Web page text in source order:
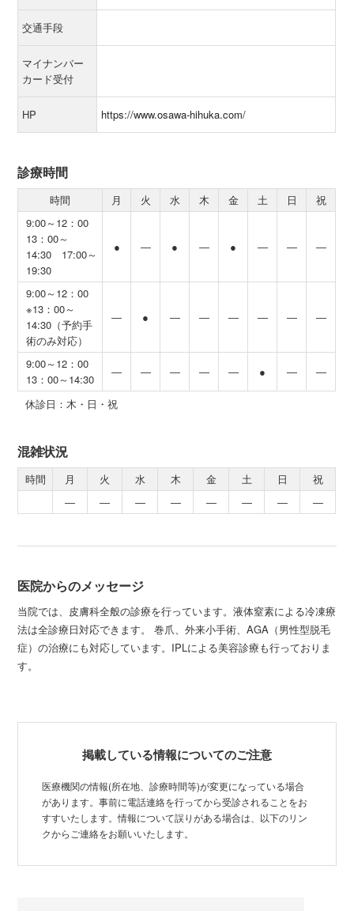
交通手段
マイナンバー
カード受付
HP https://www.osawa-hihuka.com/
診療時間
時間 月 火 水 木 金 土 日
祝
9:00～12：00
13：00～
14:30 17:00～
19:30
● ― ● ― ● ― ― ―
9:00～12：00
※13：00～
14:30（予約手
術のみ対応）
― ● ― ― ― ― ― ―
9:00～12：00
13：00～14:30
― ― ― ― ― ● ― ―
休診日：木・日・祝
混雑状況
時間 月 火 水 木 金 土 日
祝
―
― ― ― ― ― ― ―
医院からのメッセージ
当院では、皮膚科全般の診療を行っています。液体窒素による冷凍療
法は全診療日対応できます。 巻爪、外来小手術、AGA（男性型脱毛
症）の治療にも対応しています。 ​IPLによる美容診療も行っておりま
す。
掲載している情報についてのご注意
医療機関の情報(所在地、診療時間等)が変更になっている場合
があります。事前に電話連絡を行ってから受診されることをお
すすいたします。情報について誤りがある場合は、以下のリン
クからご連絡をお願いいたします。